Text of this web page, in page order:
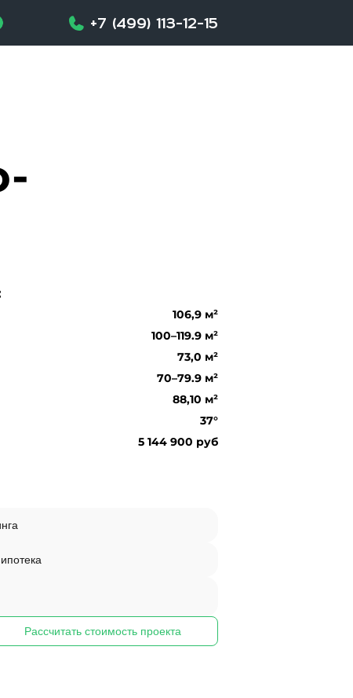
+7 (499) 113-12-15
106,9 м²
100–119.9 м²
73,0 м²
70–79.9 м²
88,10 м²
37°
5 144 900 руб
Рассчитать стоимость проекта